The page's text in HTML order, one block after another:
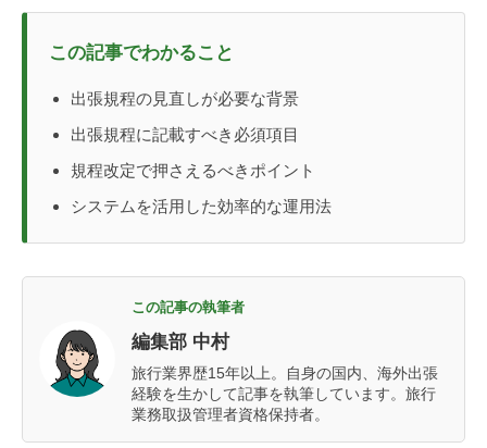
この記事でわかること
出張規程の見直しが必要な背景
出張規程に記載すべき必須項目
規程改定で押さえるべきポイント
システムを活用した効率的な運用法
この記事の執筆者
編集部 中村
旅行業界歴15年以上。自身の国内、海外出張
経験を生かして記事を執筆しています。旅行
業務取扱管理者資格保持者。